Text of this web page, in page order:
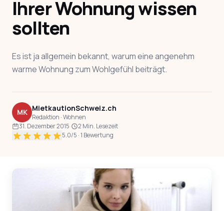
Ihrer Wohnung wissen
sollten
Es ist ja allgemein bekannt, warum eine angenehm
warme Wohnung zum Wohlgefühl beiträgt.
MK MietkautionSchweiz.ch
Redaktion · Wohnen
31. Dezember 2015· 2 Min. Lesezeit·
5.0/5 ·1 Bewertung